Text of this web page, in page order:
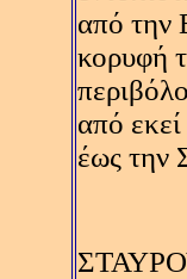
από την
κορυφή
από
έως την